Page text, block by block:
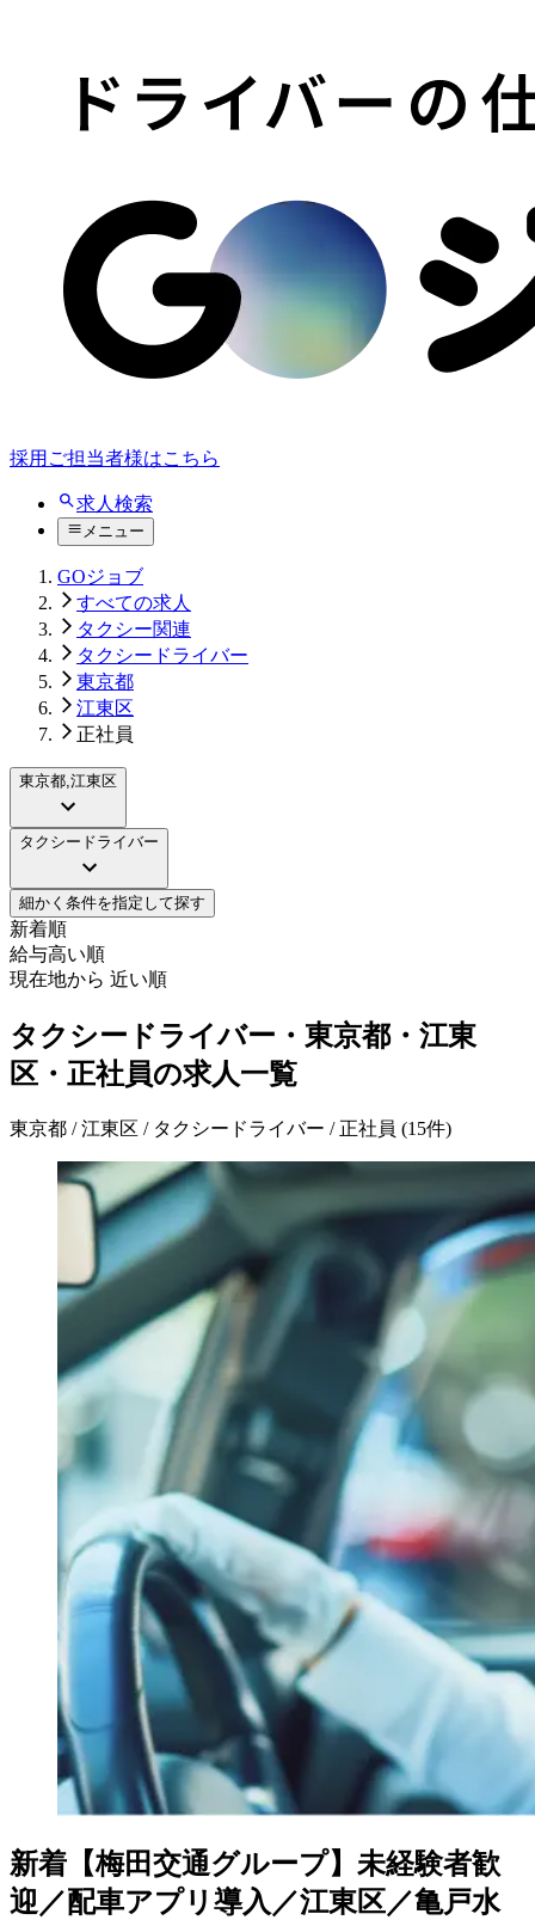
採用ご担当者様はこちら
求人検索
メニュー
GOジョブ
すべての求人
タクシー関連
タクシードライバー
東京都
江東区
正社員
東京都,江東区
タクシードライバー
細かく条件を指定して探す
新着順
給与高い順
現在地から 近い順
タクシードライバー・東京都・江東
区・正社員の求人一覧
東京都 / 江東区 / タクシードライバー / 正社員 (15件)
新着 【梅田交通グループ】未経験者歓
迎／配車アプリ導入／江東区／亀戸水